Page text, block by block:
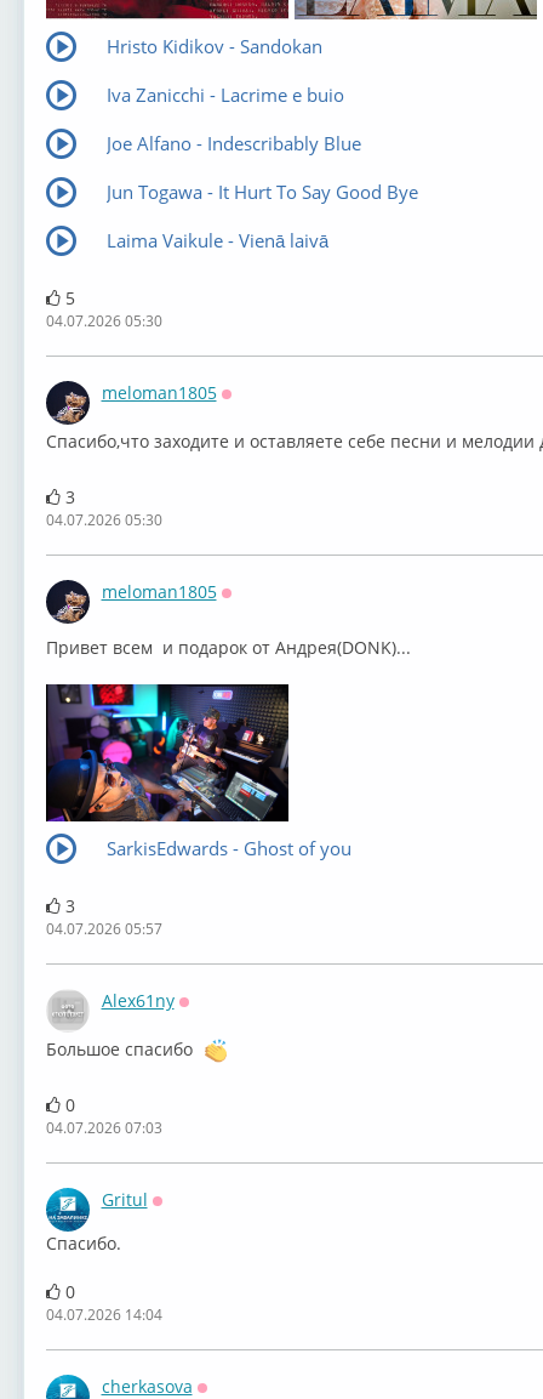
Hristo Kidikov - Sandokan
Iva Zanicchi - Lacrime e buio
Joe Alfano - Indescribably Blue
Jun Togawa - It Hurt To Say Good Bye
Laima Vaikule - Vienā laivā
5
04.07.2026 05:30
meloman1805
⁣Спасибо,что заходите и оставляете себе песни и мелодии
3
04.07.2026 05:30
meloman1805
Привет всем и подарок от Андрея(DONK)...
SarkisEdwards - Ghost of you
3
04.07.2026 05:57
Alex61ny
Большое спасибо
0
04.07.2026 07:03
Gritul
Спасибо.
0
04.07.2026 14:04
cherkasova